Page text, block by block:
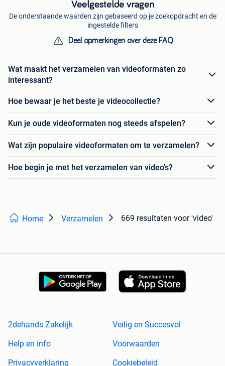
Veelgestelde vragen
De onderstaande waarden zijn gebaseerd op je zoekopdracht en de
ingestelde filters
Deel opmerkingen over deze FAQ
Wat maakt het verzamelen van videoformaten zo
interessant?
Hoe bewaar je het beste je videocollectie?
Kun je oude videoformaten nog steeds afspelen?
Wat zijn populaire videoformaten om te verzamelen?
Hoe begin je met het verzamelen van video's?
Home Verzamelen 669 resultaten voor 'video'
2dehands Zakelijk
Veilig en Succesvol
Help en info
Voorwaarden
Privacyverklaring
Cookiebeleid